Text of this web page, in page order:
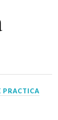
PRACTICA